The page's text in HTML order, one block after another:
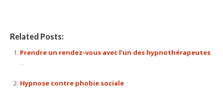
Related Posts:
Prendre un rendez-vous avec l’un des hypnothérapeutes
...
Hypnose contre phobie sociale